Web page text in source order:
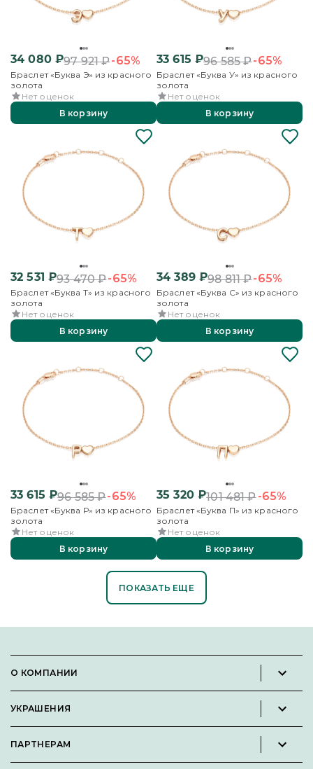
34 080₽97 921₽-65%
Браслет «Буква Э» из красного
золота
Нет оценок
В корзину
33 615 ₽96 585₽-65%
Браслет «Буква У» из красного
золота
Нет оценок
В корзину
32 531 ₽93 470₽-65%
Браслет «Буква Т» из красного
золота
Нет оценок
В корзину
34 389₽98 811₽-65%
Браслет «Буква С» из красного
золота
Нет оценок
В корзину
33 615 ₽96 585₽-65%
Браслет «Буква Р» из красного
золота
Нет оценок
В корзину
35 320₽101 481₽-65%
Браслет «Буква П» из красного
золота
Нет оценок
В корзину
ПОКАЗАТЬ ЕЩЕ
О КОМПАНИИ
Вакансии
УКРАШЕНИЯ
Кольца
ПАРТНЕРАМ